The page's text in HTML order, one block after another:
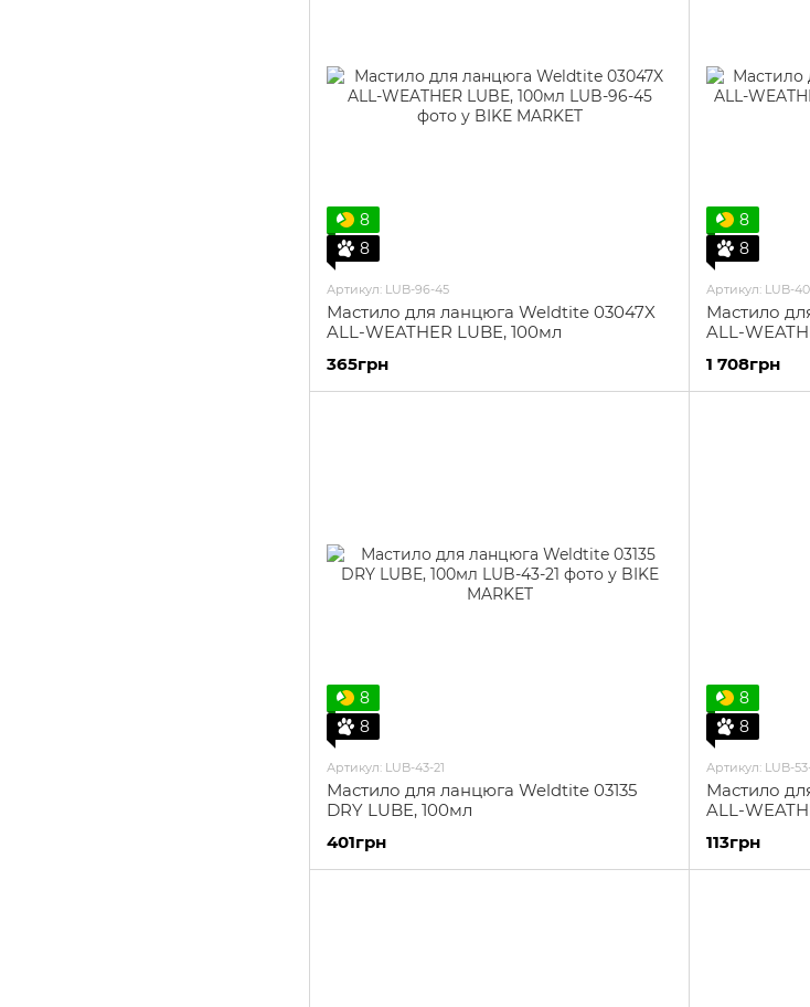
8
8
Артикул: LUB-96-45
Мастило для ланцюга Weldtite 03047X
ALL-WEATHER LUBE, 100мл
365грн
8
8
Артикул: LUB-
Мастило
ALL-
1 708грн
8
8
Артикул: LUB-43-21
Мастило для ланцюга Weldtite 03135
DRY LUBE, 100мл
401грн
8
8
Артикул: LUB-
Мастило
ALL-
113грн